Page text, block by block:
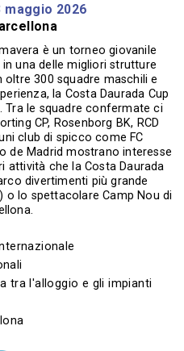
maggio 2026
è un torneo giovanile
una delle migliori strutture
oltre 300 squadre maschili e
la Costa Daurada Cup
Tra le squadre confermate ci
CP, Rosenborg BK, RCD
club di spicco come FC
de Madrid mostrano interesse
attività che la Costa Daurada
divertimenti più grande
o lo spettacolare Camp Nou di
tra l'alloggio e gli impianti